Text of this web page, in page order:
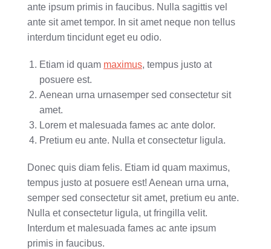
ante ipsum primis in faucibus. Nulla sagittis vel
ante sit amet tempor. In sit amet neque non tellus
interdum tincidunt eget eu odio.
Etiam id quam maximus, tempus justo at
posuere est.
Aenean urna urnasemper sed consectetur sit
amet.
Lorem et malesuada fames ac ante dolor.
Pretium eu ante. Nulla et consectetur ligula.
Donec quis diam felis. Etiam id quam maximus,
tempus justo at posuere est! Aenean urna urna,
semper sed consectetur sit amet, pretium eu ante.
Nulla et consectetur ligula, ut fringilla velit.
Interdum et malesuada fames ac ante ipsum
primis in faucibus.